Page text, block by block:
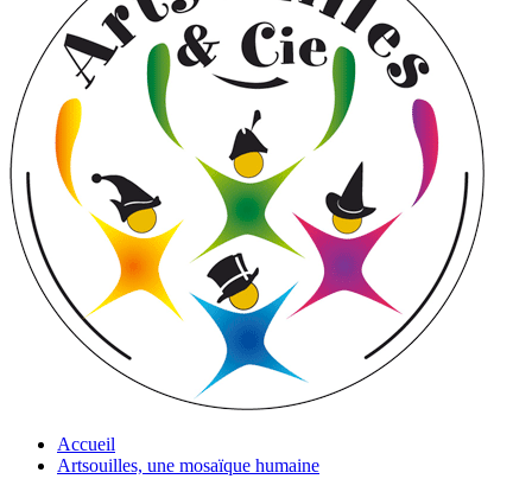
Accueil
Artsouilles, une mosaïque humaine